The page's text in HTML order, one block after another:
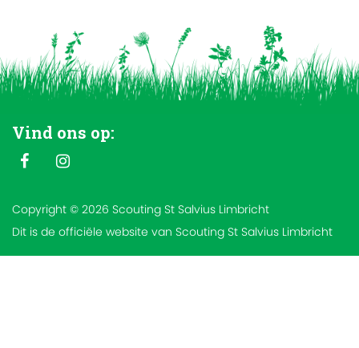
Vind ons op:
Copyright © 2026 Scouting St Salvius Limbricht
Dit is de officiële website van Scouting St Salvius Limbricht